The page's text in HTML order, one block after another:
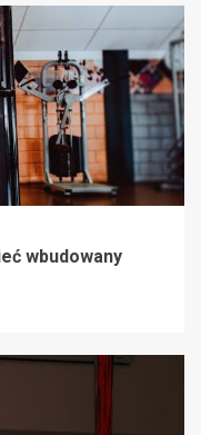
wbudowany